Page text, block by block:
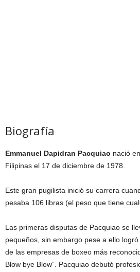
Biografía
Emmanuel Dapidran Pacquiao nació
Filipinas el 17 de diciembre de 1978.
Este gran pugilista inició su carrera
pesaba 106 libras (el peso que tiene
Las primeras disputas de Pacquiao se
pequeños, sin embargo pese a ello
de las empresas de boxeo más
Blow bye Blow”. Pacquiao debutó